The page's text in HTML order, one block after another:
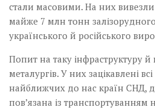
стали масовими. На них
майже 7 млн тонн
українського й російського
Попит на таку інфраструктуру й
металургів. У них зацікавлені
найближчих до нас країн СНД,
пов’язана із